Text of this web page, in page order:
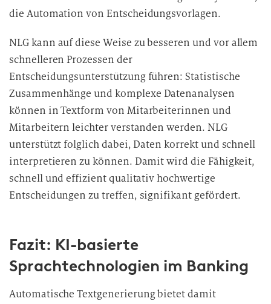
die Automation von Entscheidungsvorlagen.
NLG kann auf diese Weise zu besseren und vor allem
schnelleren Prozessen der
Entscheidungsunterstützung führen: Statistische
Zusammenhänge und komplexe Datenanalysen
können in Textform von Mitarbeiterinnen und
Mitarbeitern leichter verstanden werden. NLG
unterstützt folglich dabei, Daten korrekt und schnell
interpretieren zu können. Damit wird die Fähigkeit,
schnell und effizient qualitativ hochwertige
Entscheidungen zu treffen, signifikant gefördert.
Fazit: KI-basierte
Sprachtechnologien im Banking
Automatische Textgenerierung bietet damit